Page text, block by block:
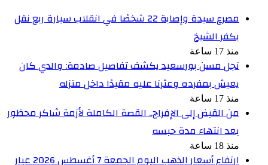
مصرع سيدة وإصابة 22 شخصًا في انقلاب سيارة ربع نقل
بكفر الشيخ
منذ 17 ساعة
نجل مسن بورسعيد يكشف تفاصيل صادمة: والدي كان
يعيش بمفرده وعثرنا عليه مقيدًا داخل منزله
منذ 17 ساعة
من القبض إلى الإفراج.. القصة الكاملة لأزمة شاكر محظور
بعد انتهاء مدة حبسه
منذ 18 ساعة
ارتفاع أسعار الذهب اليوم الجمعة 7 أغسطس 2026 عيار